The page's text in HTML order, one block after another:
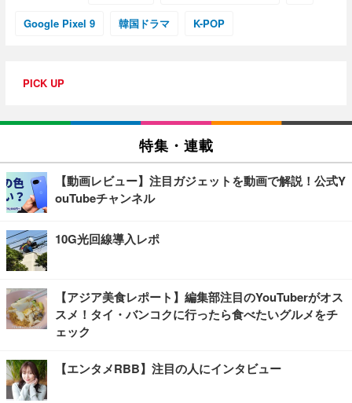
Google Pixel 9 韓国ドラマ K-POP
PICK UP
特集・連載
【動画レビュー】注目ガジェットを動画で解説！公式Y
ouTubeチャンネル
10G光回線導入レポ
【アジア美食レポート】編集部注目のYouTuberがオス
スメ！タイ・バンコクに行ったら食べたいグルメをチ
ェック
【エンタメRBB】注目の人にインタビュー